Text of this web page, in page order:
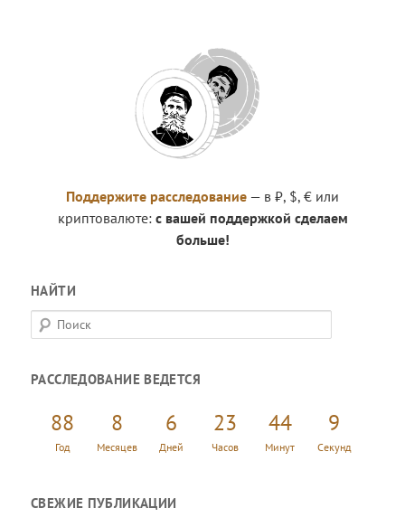
Поддержите расследование — в ₽, $, € или
криптовалюте: с вашей поддержкой сделаем
больше!
НАЙТИ
П
о
с
РАССЛЕДОВАНИЕ ВЕДЕТСЯ
88
Год
8
Месяцев
6
Дней
23
Часов
44
Минут
10
Секунд
СВЕЖИЕ ПУБЛИКАЦИИ